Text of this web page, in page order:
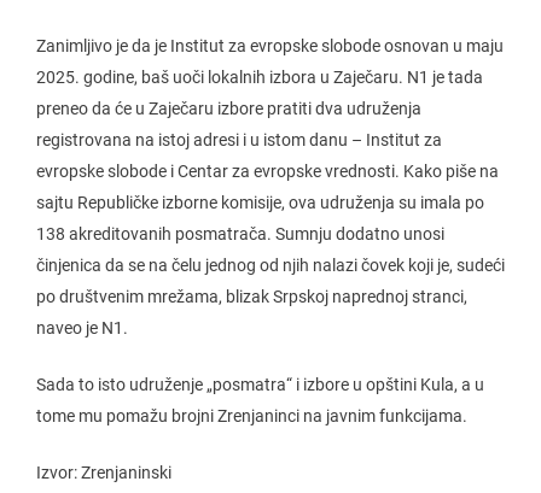
Zanimljivo je da je Institut za evropske slobode osnovan u maju
2025. godine, baš uoči lokalnih izbora u Zaječaru. N1 je tada
preneo da će u Zaječaru izbore pratiti dva udruženja
registrovana na istoj adresi i u istom danu – Institut za
evropske slobode i Centar za evropske vrednosti. Kako piše na
sajtu Republičke izborne komisije, ova udruženja su imala po
138 akreditovanih posmatrača. Sumnju dodatno unosi
činjenica da se na čelu jednog od njih nalazi čovek koji je, sudeći
po društvenim mrežama, blizak Srpskoj naprednoj stranci,
naveo je N1.
Sada to isto udruženje „posmatra“ i izbore u opštini Kula, a u
tome mu pomažu brojni Zrenjaninci na javnim funkcijama.
Izvor: Zrenjaninski